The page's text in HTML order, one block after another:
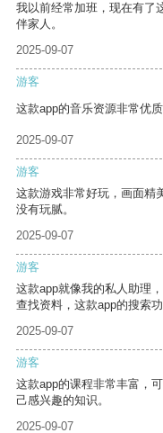
我以前经常加班，现在有了
伴家人。
2025-09-07
游客
这款app的音乐资源非常优
2025-09-07
游客
这款游戏非常好玩，画面精
没有玩腻。
2025-09-07
游客
这款app就像我的私人助理
查找资料，这款app的搜索
2025-09-07
游客
这款app的课程非常丰富，
己感兴趣的知识。
2025-09-07